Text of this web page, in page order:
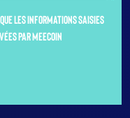
les informations saisies
par Meecoin